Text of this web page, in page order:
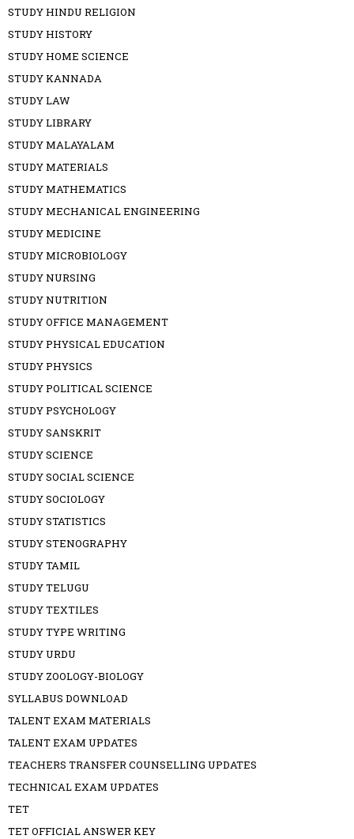
STUDY HINDU RELIGION
STUDY HISTORY
STUDY HOME SCIENCE
STUDY KANNADA
STUDY LAW
STUDY LIBRARY
STUDY MALAYALAM
STUDY MATERIALS
STUDY MATHEMATICS
STUDY MECHANICAL ENGINEERING
STUDY MEDICINE
STUDY MICROBIOLOGY
STUDY NURSING
STUDY NUTRITION
STUDY OFFICE MANAGEMENT
STUDY PHYSICAL EDUCATION
STUDY PHYSICS
STUDY POLITICAL SCIENCE
STUDY PSYCHOLOGY
STUDY SANSKRIT
STUDY SCIENCE
STUDY SOCIAL SCIENCE
STUDY SOCIOLOGY
STUDY STATISTICS
STUDY STENOGRAPHY
STUDY TAMIL
STUDY TELUGU
STUDY TEXTILES
STUDY TYPE WRITING
STUDY URDU
STUDY ZOOLOGY-BIOLOGY
SYLLABUS DOWNLOAD
TALENT EXAM MATERIALS
TALENT EXAM UPDATES
TEACHERS TRANSFER COUNSELLING UPDATES
TECHNICAL EXAM UPDATES
TET
TET OFFICIAL ANSWER KEY